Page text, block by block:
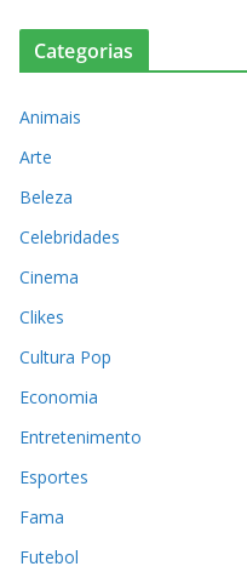
Categorias
Animais
Arte
Beleza
Celebridades
Cinema
Clikes
Cultura Pop
Economia
Entretenimento
Esportes
Fama
Futebol